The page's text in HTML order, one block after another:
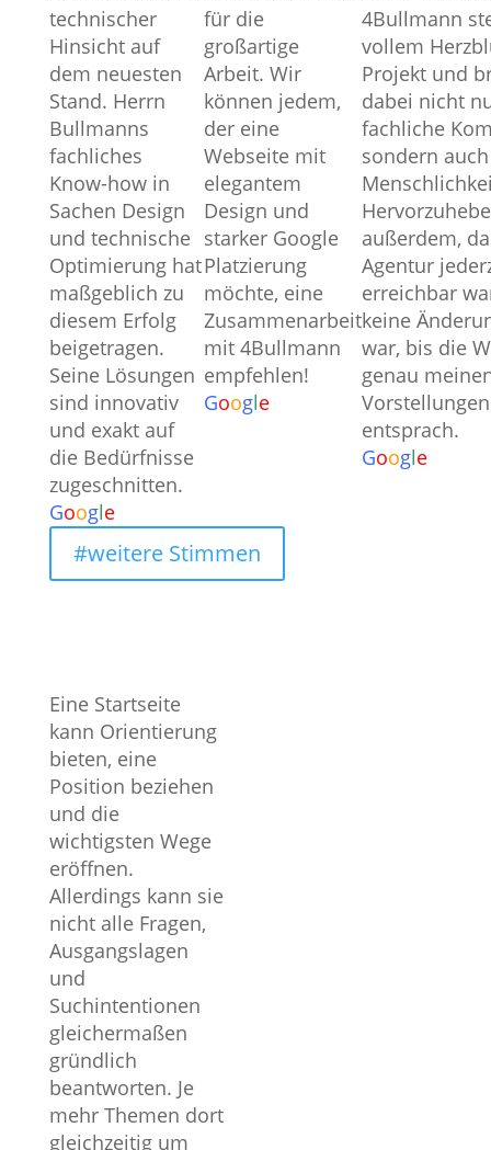
technischer
Hinsicht auf
dem neuesten
Stand. Herrn
Bullmanns
fachliches
Know-how in
Sachen Design
und technische
Optimierung hat
maßgeblich zu
diesem Erfolg
beigetragen.
Seine Lösungen
sind innovativ
und exakt auf
die Bedürfnisse
zugeschnitten.
Google
für die
großartige
Arbeit. Wir
können jedem,
der eine
Webseite mit
elegantem
Design und
starker Google
Platzierung
möchte, eine
Zusammenarbeit
mit 4Bullmann
empfehlen!
Google
4Bullmann
vollem
Projekt und
dabei nicht
fachliche
sondern
außerdem,
Agentur
erreichbar
keine
war, bis die
genau
Vorstellungen
entsprach.
Google
#weitere Stimmen
Eine Startseite
kann Orientierung
bieten, eine
Position beziehen
und die
wichtigsten Wege
eröffnen.
Allerdings kann sie
nicht alle Fragen,
Ausgangslagen
und
Suchintentionen
gleichermaßen
gründlich
beantworten. Je
mehr Themen dort
gleichzeitig um